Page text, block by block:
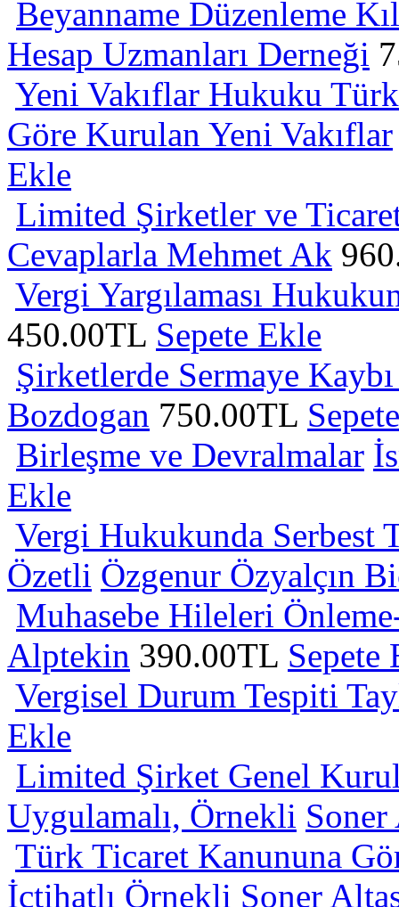
Beyanname Düzenleme
Hesap Uzmanları Derneği
Yeni Vakıflar Hukuku
Göre Kurulan Yeni Vakıflar
Ekle
Limited Şirketler ve
Cevaplarla Mehmet Ak
Vergi Yargılaması
450.00TL Sepete Ekle
Şirketlerde Sermaye
Bozdogan 750.00TL
Birleşme ve Devralmalar
Ekle
Vergi Hukukunda Serbest
Özetli Özgenur Özyalçın
Muhasebe Hileleri
Alptekin 390.00TL Sepete
Vergisel Durum Tespiti
Ekle
Limited Şirket Genel
Uygulamalı, Örnekli Soner
Türk Ticaret Kanununa
İçtihatlı Örnekli Soner